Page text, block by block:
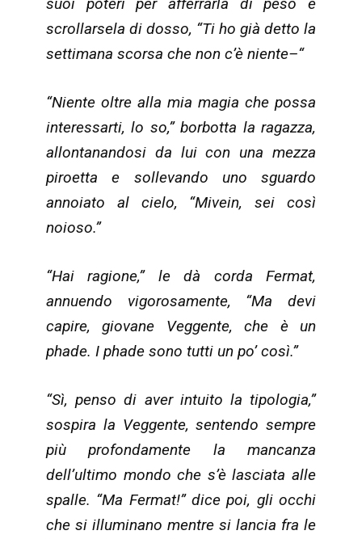
suoi poteri per afferrarla di peso e
scrollarsela di dosso, “Ti ho già detto la
settimana scorsa che non c’è niente–“
“Niente oltre alla mia magia che possa
interessarti, lo so,” borbotta la ragazza,
allontanandosi da lui con una mezza
piroetta e sollevando uno sguardo
annoiato al cielo, “Mivein, sei così
noioso.”
“Hai ragione,” le dà corda Fermat,
annuendo vigorosamente, “Ma devi
capire, giovane Veggente, che è un
phade. I phade sono tutti un po’ così.”
“Sì, penso di aver intuito la tipologia,”
sospira la Veggente, sentendo sempre
più profondamente la mancanza
dell’ultimo mondo che s’è lasciata alle
spalle. “Ma Fermat!” dice poi, gli occhi
che si illuminano mentre si lancia fra le